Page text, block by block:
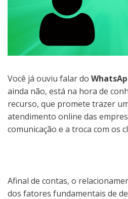
Você já ouviu falar do
ainda não, está na hora de
recurso, que promete trazer
atendimento online das
comunicação e a troca com os
Afinal de contas, o
dos fatores fundamentais de